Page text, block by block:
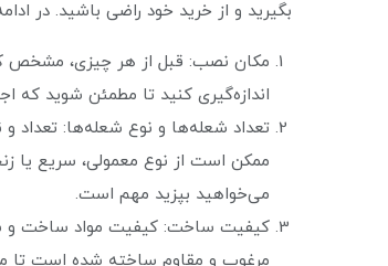
بگیرید و از خرید خود راضی باشید. در
مکان نصب: قبل از هر چیزی، مشخص
اندازه‌گیری کنید تا مطمئن شوید که
تعداد شعله‌ها و نوع شعله‌ها: تعداد و
ممکن است از نوع معمولی، سریع یا
می‌خواهید بپزید مهم است.
کیفیت ساخت: کیفیت مواد ساخت و
مرغوب و مقاوم ساخته شده است تا